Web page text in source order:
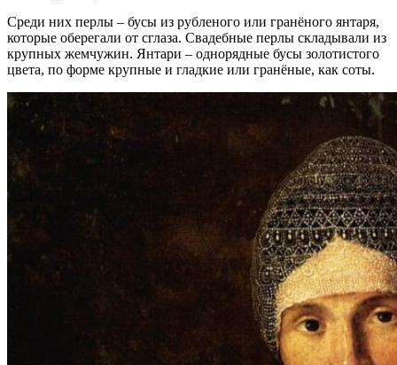
Среди них перлы – бусы из рубленого или гранёного янтаря,
которые оберегали от сглаза. Свадебные перлы складывали из
крупных жемчужин. Янтари – однорядные бусы золотистого
цвета, по форме крупные и гладкие или гранёные, как соты.